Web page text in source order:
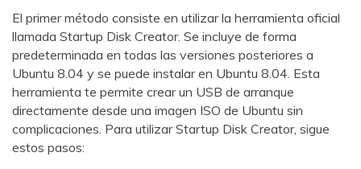
El primer método consiste en utilizar la herramienta oficial
llamada Startup Disk Creator. Se incluye de forma
predeterminada en todas las versiones posteriores a
Ubuntu 8.04 y se puede instalar en Ubuntu 8.04. Esta
herramienta te permite crear un USB de arranque
directamente desde una imagen ISO de Ubuntu sin
complicaciones. Para utilizar Startup Disk Creator, sigue
estos pasos: